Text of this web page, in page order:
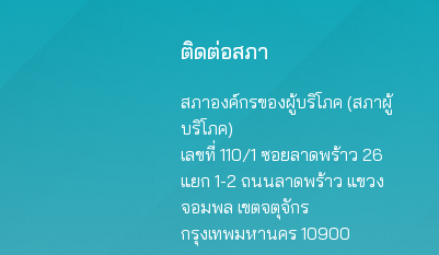
ติดต่อสภา
สภาองค์กรของผู้บริโภค (สภาผู้
บริโภค)
เลขที่ 110/1 ซอยลาดพร้าว 26
แยก 1-2 ถนนลาดพร้าว แขวง
จอมพล เขตจตุจักร
กรุงเทพมหานคร 10900